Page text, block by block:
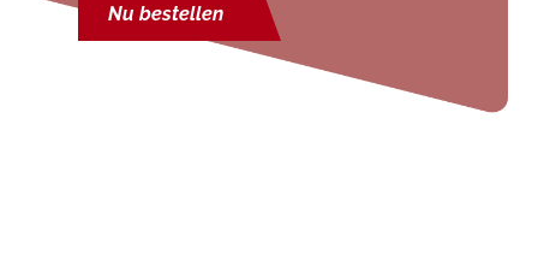
Nu bestellen